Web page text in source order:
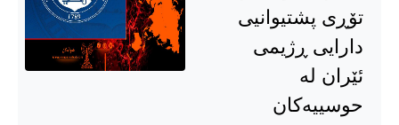
تۆڕی پشتیوانیی
دارایی ڕژیمی
ئێران لە
حوسییەکان